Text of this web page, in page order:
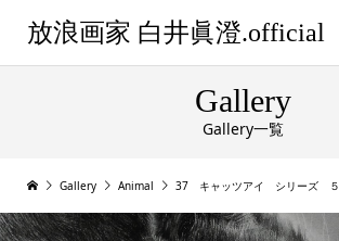
放浪画家 白井眞澄.official
Gallery
Gallery一覧
Gallery Animal 37 キャッツアイ シリーズ ５